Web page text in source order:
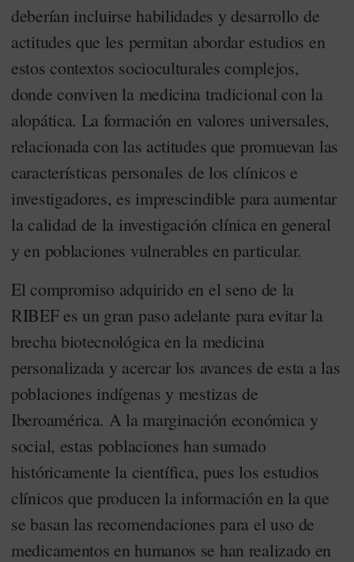
deberían incluirse habilidades y desarrollo de
actitudes que les permitan abordar estudios en
estos contextos socioculturales complejos,
donde conviven la medicina tradicional con la
alopática. La formación en valores universales,
relacionada con las actitudes que promuevan las
características personales de los clínicos e
investigadores, es imprescindible para aumentar
la calidad de la investigación clínica en general
y en poblaciones vulnerables en particular.
El compromiso adquirido en el seno de la
RIBEF es un gran paso adelante para evitar la
brecha biotecnológica en la medicina
personalizada y acercar los avances de esta a las
poblaciones indígenas y mestizas de
Iberoamérica. A la marginación económica y
social, estas poblaciones han sumado
históricamente la científica, pues los estudios
clínicos que producen la información en la que
se basan las recomendaciones para el uso de
medicamentos en humanos se han realizado en